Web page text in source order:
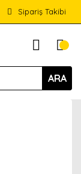
Sipariş Takibi
ARA